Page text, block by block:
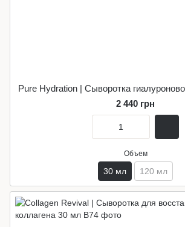
Pure Hydration | Сыворотка
2 440 грн
Объем
30 мл 120 мл